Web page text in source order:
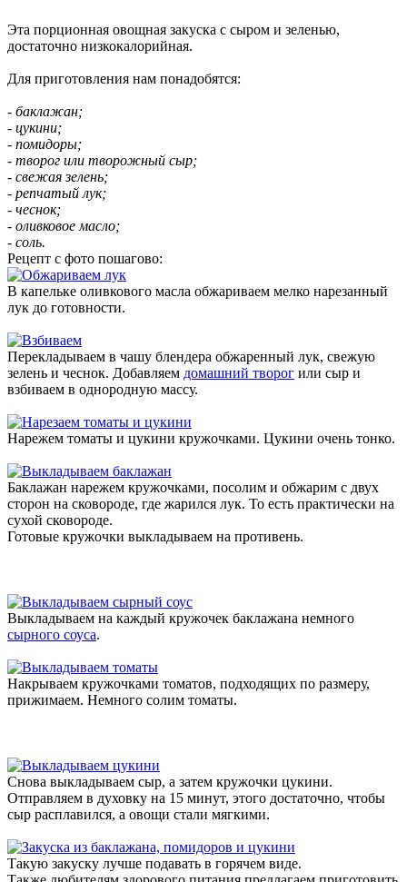
Эта порционная овощная закуска с сыром и зеленью,
достаточно низкокалорийная.
Для приготовления нам понадобятся:
- баклажан;
- цукини;
- помидоры;
- творог или творожный сыр;
- свежая зелень;
- репчатый лук;
- чеснок;
- оливковое масло;
- соль.
Рецепт с фото пошагово:
В капельке оливкового масла обжариваем мелко нарезанный
лук до готовности.
Перекладываем в чашу блендера обжаренный лук, свежую
зелень и чеснок. Добавляем домашний творог или сыр и
взбиваем в однородную массу.
Нарежем томаты и цукини кружочками. Цукини очень тонко.
Баклажан нарежем кружочками, посолим и обжарим с двух
сторон на сковороде, где жарился лук. То есть практически на
сухой сковороде.
Готовые кружочки выкладываем на противень.
Выкладываем на каждый кружочек баклажана немного
сырного соуса.
Накрываем кружочками томатов, подходящих по размеру,
прижимаем. Немного солим томаты.
Снова выкладываем сыр, а затем кружочки цукини.
Отправляем в духовку на 15 минут, этого достаточно, чтобы
сыр расплавился, а овощи стали мягкими.
Такую закуску лучше подавать в горячем виде.